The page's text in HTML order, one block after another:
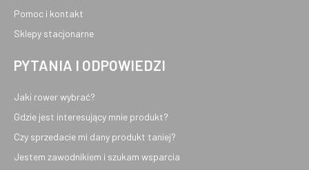
Pomoc i kontakt
Sklepy stacjonarne
PYTANIA I ODPOWIEDZI
Jaki rower wybrać?
Gdzie jest interesujący mnie produkt?
Czy sprzedacie mi dany produkt taniej?
Jestem zawodnikiem i szukam wsparcia